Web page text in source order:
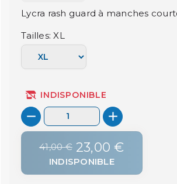
Lycra rash guard à manches
Tailles: XL
INDISPONIBLE
41,00 € 23,00 €
INDISPONIBLE